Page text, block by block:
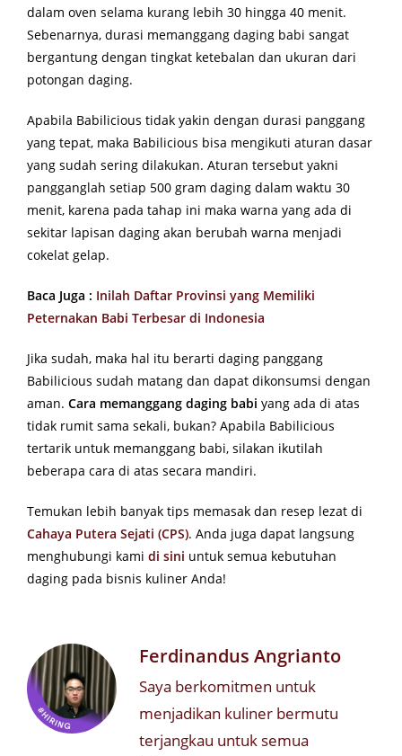
dalam oven selama kurang lebih 30 hingga 40 menit.
Sebenarnya, durasi memanggang daging babi sangat
bergantung dengan tingkat ketebalan dan ukuran dari
potongan daging.
Apabila Babilicious tidak yakin dengan durasi panggang
yang tepat, maka Babilicious bisa mengikuti aturan dasar
yang sudah sering dilakukan. Aturan tersebut yakni
pangganglah setiap 500 gram daging dalam waktu 30
menit, karena pada tahap ini maka warna yang ada di
sekitar lapisan daging akan berubah warna menjadi
cokelat gelap.
Baca Juga : Inilah Daftar Provinsi yang Memiliki
Peternakan Babi Terbesar di Indonesia
Jika sudah, maka hal itu berarti daging panggang
Babilicious sudah matang dan dapat dikonsumsi dengan
aman. Cara memanggang daging babi yang ada di atas
tidak rumit sama sekali, bukan? Apabila Babilicious
tertarik untuk memanggang babi, silakan ikutilah
beberapa cara di atas secara mandiri.
Temukan lebih banyak tips memasak dan resep lezat di
Cahaya Putera Sejati (CPS). Anda juga dapat langsung
menghubungi kami di sini untuk semua kebutuhan
daging pada bisnis kuliner Anda!
Ferdinandus Angrianto
Saya berkomitmen untuk
menjadikan kuliner bermutu
terjangkau untuk semua